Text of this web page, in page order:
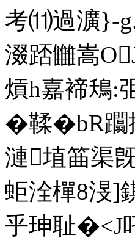
考⑾過瀇}-
涰踎雦嵩
熕h嘉褅鴁:
�鞣�
漣埴筁渠
蚷洤樿8渂]
乎珅耻